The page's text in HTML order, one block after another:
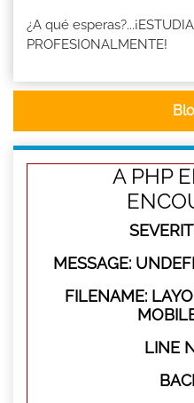
¿A qué
PROFESIONALMENTE!
A PHP
MESSAGE:
FILENAME:
LINE